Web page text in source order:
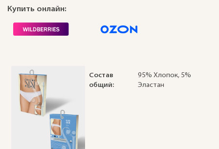
Купить онлайн:
Состав
общий:
95% Хлопок, 5%
Эластан